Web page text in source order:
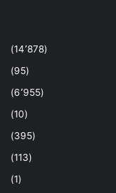
(14٬878)
(95)
(6٬955)
(10)
(395)
(113)
(1)